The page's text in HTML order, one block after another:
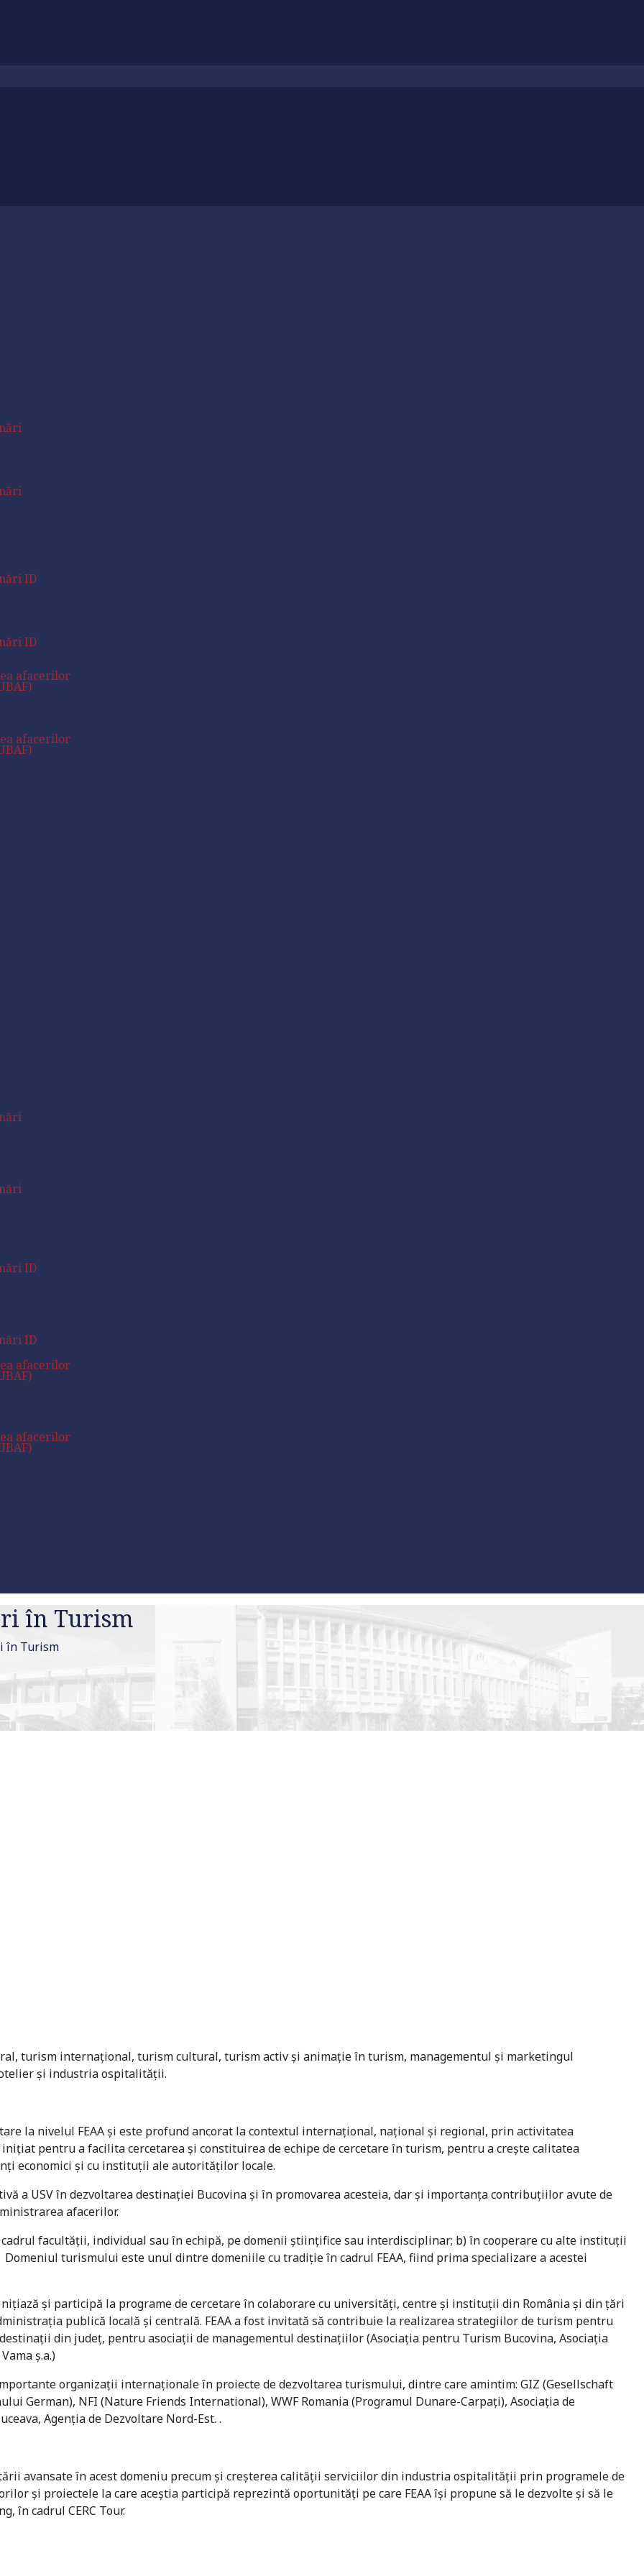
ID
afacerilor
ID
afacerilor
ID
afacerilor
ID
afacerilor
în Turism
în Turism
turism internaţional, turism cultural, turism activ şi animaţie în turism, managementul şi marketingul
şi industria ospitalităţii.
la nivelul FEAA și este profund ancorat la contextul internațional, național și regional, prin activitatea
inițiat pentru a facilita cercetarea și constituirea de echipe de cercetare în turism, pentru a crește calitatea
economici și cu instituții ale autorităților locale.
a USV în dezvoltarea destinației Bucovina și în promovarea acesteia, dar și importanța contribuțiilor avute de
afacerilor.
facultăţii, individual sau în echipă, pe domenii ştiinţifice sau interdisciplinar; b) în cooperare cu alte instituţii
turismului este unul dintre domeniile cu tradiție în cadrul FEAA, fiind prima specializare a acestei
şi participă la programe de cercetare în colaborare cu universităţi, centre şi instituţii din România şi din ţări
publică locală şi centrală. FEAA a fost invitată să contribuie la realizarea strategiilor de turism pentru
din județ, pentru asociații de managementul destinațiilor (Asociația pentru Turism Bucovina, Asociația
ș.a.)
organizații internaționale în proiecte de dezvoltarea turismului, dintre care amintim: GIZ (Gesellschaft
German), NFI (Nature Friends International), WWF Romania (Programul Dunare-Carpați), Asociația de
Agenția de Dezvoltare Nord-Est. .
avansate în acest domeniu precum și creșterea calității serviciilor din industria ospitalității prin programele de
şi proiectele la care aceştia participă reprezintă oportunităţi pe care FEAA îşi propune să le dezvolte şi să le
în cadrul CERC Tour.